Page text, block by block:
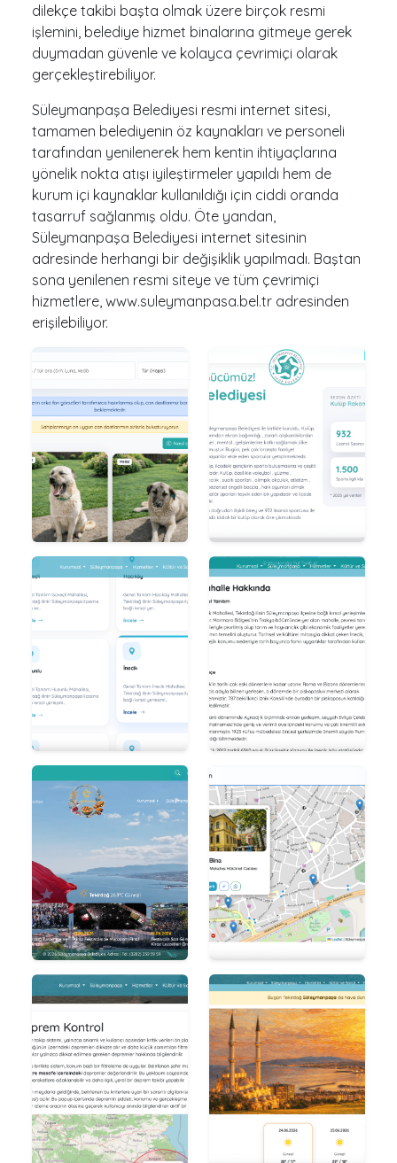
dilekçe takibi başta olmak üzere birçok resmi
işlemini, belediye hizmet binalarına gitmeye gerek
duymadan güvenle ve kolayca çevrimiçi olarak
gerçekleştirebiliyor.
Süleymanpaşa Belediyesi resmi internet sitesi,
tamamen belediyenin öz kaynakları ve personeli
tarafından yenilenerek hem kentin ihtiyaçlarına
yönelik nokta atışı iyileştirmeler yapıldı hem de
kurum içi kaynaklar kullanıldığı için ciddi oranda
tasarruf sağlanmış oldu. Öte yandan,
Süleymanpaşa Belediyesi internet sitesinin
adresinde herhangi bir değişiklik yapılmadı. Baştan
sona yenilenen resmi siteye ve tüm çevrimiçi
hizmetlere, www.suleymanpasa.bel.tr adresinden
erişilebiliyor.